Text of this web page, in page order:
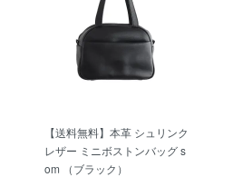
【送料無料】本革 シュリンク
レザー ミニボストンバッグ s
om （ブラック）